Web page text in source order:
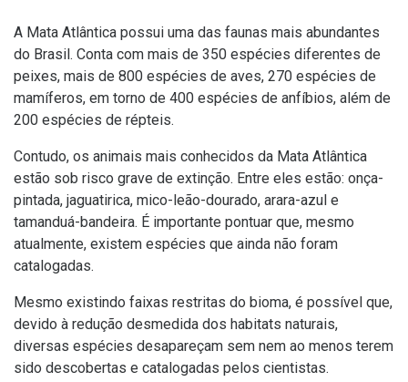
A Mata Atlântica possui uma das faunas mais abundantes
do Brasil. Conta com mais de 350 espécies diferentes de
peixes, mais de 800 espécies de aves, 270 espécies de
mamíferos, em torno de 400 espécies de anfíbios, além de
200 espécies de répteis.
Contudo, os animais mais conhecidos da Mata Atlântica
estão sob risco grave de extinção. Entre eles estão: onça-
pintada, jaguatirica, mico-leão-dourado, arara-azul e
tamanduá-bandeira. É importante pontuar que, mesmo
atualmente, existem espécies que ainda não foram
catalogadas.
Mesmo existindo faixas restritas do bioma, é possível que,
devido à redução desmedida dos habitats naturais,
diversas espécies desapareçam sem nem ao menos terem
sido descobertas e catalogadas pelos cientistas.